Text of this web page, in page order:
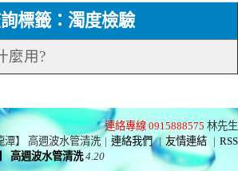
標籤：濁度檢驗
麼用?
連絡專線 0915888575 林先生
潭】 高週波水管清洗 | 連絡我們 | 友情連結 | RSS
高週波水管清洗 4.20